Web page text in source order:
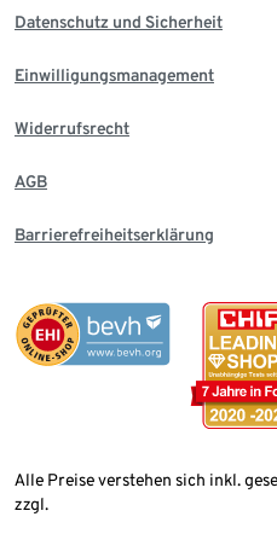
Datenschutz und Sicherheit
Einwilligungsmanagement
Widerrufsrecht
AGB
Barrierefreiheitserklärung
Alle Preise verstehen sich inkl.
zzgl.